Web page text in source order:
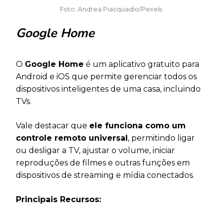
Foto: Andrea Piacquadio/Pexels
Google Home
O Google Home é um aplicativo gratuito para
Android e iOS que permite gerenciar todos os
dispositivos inteligentes de uma casa, incluindo
TVs.
Vale destacar que ele funciona como um
controle remoto universal, permitindo ligar
ou desligar a TV, ajustar o volume, iniciar
reproduções de filmes e outras funções em
dispositivos de streaming e mídia conectados.
Principais Recursos: